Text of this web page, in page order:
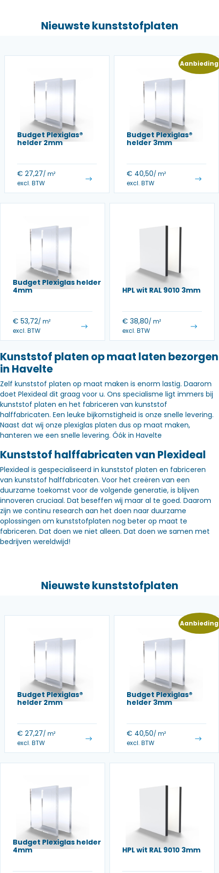
Nieuwste kunststofplaten
Budget Plexiglas®
helder 2mm
€ 27,27/ m²
excl. BTW
Budget Plexiglas®
helder 3mm
€ 40,50/ m²
excl. BTW
Budget Plexiglas helder
4mm
€ 53,72/ m²
excl. BTW
HPL wit RAL 9010 3mm
€ 38,80/ m²
excl. BTW
Kunststof platen op maat laten bezorgen
in Havelte
Zelf kunststof platen op maat maken is enorm lastig. Daarom
doet Plexideal dit graag voor u. Ons specialisme ligt immers bij
kunststof platen en het fabriceren van kunststof
halffabricaten. Een leuke bijkomstigheid is onze snelle levering.
Naast dat wij onze plexiglas platen dus op maat maken,
hanteren we een snelle levering. Óók in Havelte
Kunststof halffabricaten van Plexideal
Plexideal is gespecialiseerd in kunststof platen en fabriceren
van kunststof halffabricaten. Voor het creëren van een
duurzame toekomst voor de volgende generatie, is blijven
innoveren cruciaal. Dat beseffen wij maar al te goed. Daarom
zijn we continu research aan het doen naar duurzame
oplossingen om kunststofplaten nog beter op maat te
fabriceren. Dat doen we niet alleen. Dat doen we samen met
bedrijven wereldwijd!
Nieuwste kunststofplaten
Budget Plexiglas®
helder 2mm
€ 27,27/ m²
excl. BTW
Budget Plexiglas®
helder 3mm
€ 40,50/ m²
excl. BTW
Budget Plexiglas helder
4mm
HPL wit RAL 9010 3mm